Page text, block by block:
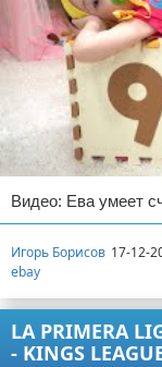
Видео: Ева умеет
Игорь Борисов 17-12-
ebay
LA PRIMERA
- KINGS